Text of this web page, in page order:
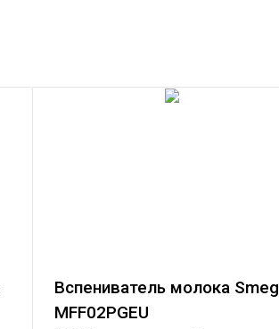
Вспениватель молока Smeg
MFF02PGEU